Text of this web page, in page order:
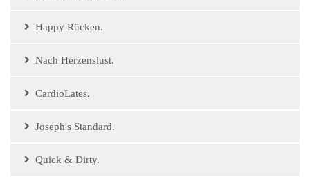
Happy Rücken.
Nach Herzenslust.
CardioLates.
Joseph's Standard.
Quick & Dirty.